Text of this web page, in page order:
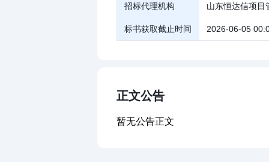
招标代理机构 山东恒达信项目
标书获取截止时间 2026-06-05
正文公告
暂无公告正文